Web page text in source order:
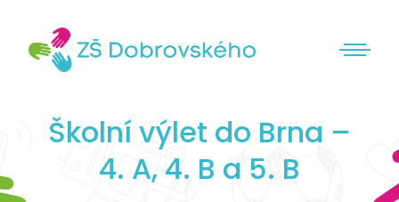
Školní výlet do Brna –
4. A, 4. B a 5. B